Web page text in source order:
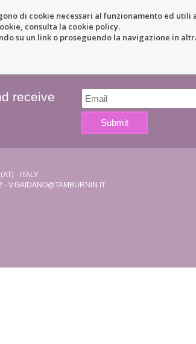
di cookie necessari al funzionamento ed
consulta la cookie policy.
su un link o proseguendo la navigazione in
receive
- ITALY
- V.GAIDANO@TAMBURNIN.IT